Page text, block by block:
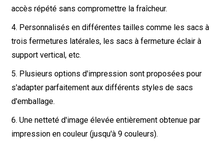
accès répété sans compromettre la fraîcheur.
4. Personnalisés en différentes tailles comme les sacs à
trois fermetures latérales, les sacs à fermeture éclair à
support vertical, etc.
5. Plusieurs options d'impression sont proposées pour
s'adapter parfaitement aux différents styles de sacs
d'emballage.
6. Une netteté d'image élevée entièrement obtenue par
impression en couleur (jusqu'à 9 couleurs).